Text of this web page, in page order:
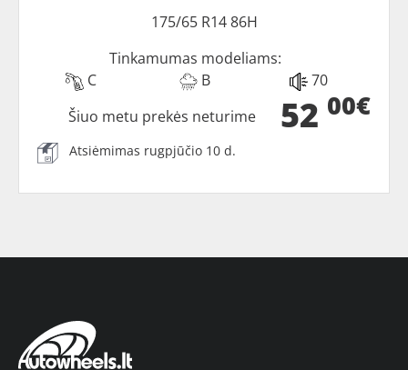
175/65 R14 86H
Tinkamumas modeliams:
C
B 70
52 00€
Šiuo metu prekės neturime
Atsiėmimas rugpjūčio 10 d.